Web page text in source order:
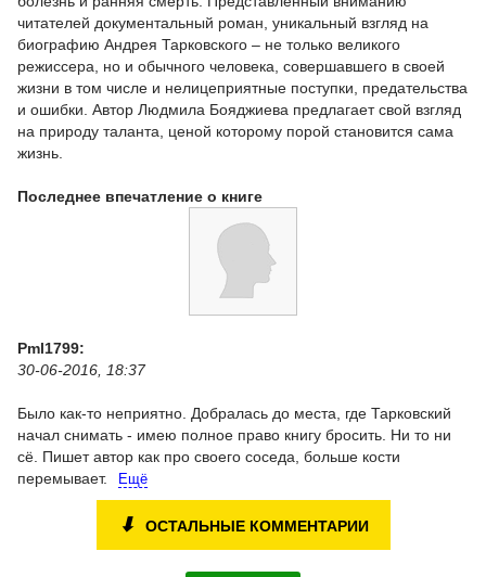
читателей документальный роман, уникальный взгляд на
биографию Андрея Тарковского – не только великого
режиссера, но и обычного человека, совершавшего в своей
жизни в том числе и нелицеприятные поступки, предательства
и ошибки. Автор Людмила Бояджиева предлагает свой взгляд
на природу таланта, ценой которому порой становится сама
жизнь.
Последнее впечатление о книге
Pml1799:
30-06-2016, 18:37
Было как-то неприятно. Добралась до места, где Тарковский
начал снимать - имею полное право книгу бросить. Ни то ни
сё. Пишет автор как про своего соседа, больше кости
перемывает.
Ещё
⬇ ОСТАЛЬНЫЕ КОММЕНТАРИИ